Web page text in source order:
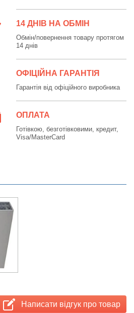
14 ДНІВ НА ОБМІН
Обмін/повернення товару протягом
14 днів
ОФІЦІЙНА ГАРАНТІЯ
Гарантія від офіційного виробника
ОПЛАТА
Готівкою, безготівковими, кредит,
Visa/MasterCard
Написати відгук про товар